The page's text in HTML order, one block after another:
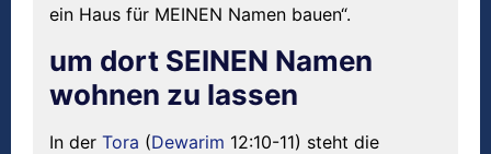
ein Haus für MEINEN Namen bauen“.
um dort SEINEN Namen
wohnen zu lassen
In der Tora (Dewarim 12:10-11) steht die